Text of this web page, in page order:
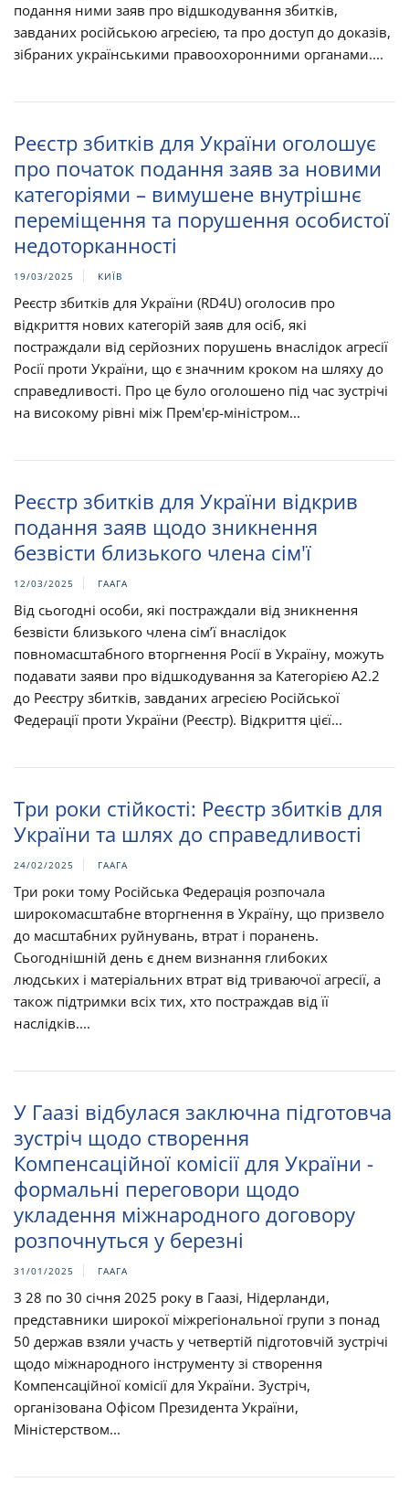
подання ними заяв про відшкодування збитків,
завданих російською агресією, та про доступ до доказів,
зібраних українськими правоохоронними органами....
Реєстр збитків для України оголошує
про початок подання заяв за новими
категоріями – вимушене внутрішнє
переміщення та порушення особистої
недоторканності
19/03/2025 КИЇВ
Реєстр збитків для України (RD4U) оголосив про
відкриття нових категорій заяв для осіб, які
постраждали від серйозних порушень внаслідок агресії
Росії проти України, що є значним кроком на шляху до
справедливості. Про це було оголошено під час зустрічі
на високому рівні між Прем'єр-міністром...
Реєстр збитків для України відкрив
подання заяв щодо зникнення
безвісти близького члена сім'ї
12/03/2025 ГААГА
Від сьогодні особи, які постраждали від зникнення
безвісти близького члена сім’ї внаслідок
повномасштабного вторгнення Росії в Україну, можуть
подавати заяви про відшкодування за Категорією A2.2
до Реєстру збитків, завданих агресією Російської
Федерації проти України (Реєстр). Відкриття цієї...
Три роки стійкості: Реєстр збитків для
України та шлях до справедливості
24/02/2025 ГААГА
Три роки тому Російська Федерація розпочала
широкомасштабне вторгнення в Україну, що призвело
до масштабних руйнувань, втрат і поранень.
Сьогоднішній день є днем визнання глибоких
людських і матеріальних втрат від триваючої агресії, а
також підтримки всіх тих, хто постраждав від її
наслідків....
У Гаазі відбулася заключна підготовча
зустріч щодо створення
Компенсаційної комісії для України -
формальні переговори щодо
укладення міжнародного договору
розпочнуться у березні
31/01/2025 ГААГА
З 28 по 30 січня 2025 року в Гаазі, Нідерланди,
представники широкої міжрегіональної групи з понад
50 держав взяли участь у четвертій підготовчій зустрічі
щодо міжнародного інструменту зі створення
Компенсаційної комісії для України. Зустріч,
організована Офісом Президента України,
Міністерством...